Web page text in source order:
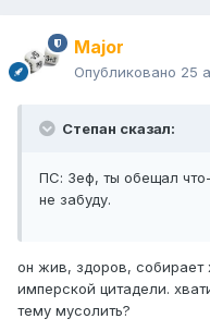
Major
Опубликовано 25
Степан сказал:
ПС: Зеф, ты обещал
не забуду.
он жив, здоров,
имперской цитадели.
тему мусолить?